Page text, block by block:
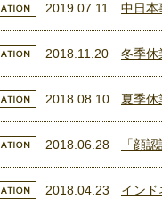
2019.07.11 中日本
2018.11.20 冬季休
2018.08.10 夏季休
2018.06.28 「顔
2018.04.23 イン